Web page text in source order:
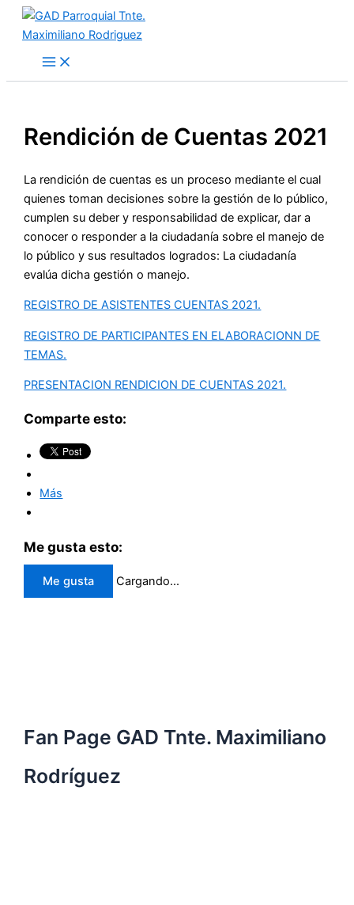
Rendición de Cuentas 2021
La rendición de cuentas es un proceso mediante el cual
quienes toman decisiones sobre la gestión de lo público,
cumplen su deber y responsabilidad de explicar, dar a
conocer o responder a la ciudadanía sobre el manejo de
lo público y sus resultados logrados: La ciudadanía
evalúa dicha gestión o manejo.
REGISTRO DE ASISTENTES CUENTAS 2021.
REGISTRO DE PARTICIPANTES EN ELABORACIONN DE
TEMAS.
PRESENTACION RENDICION DE CUENTAS 2021.
Comparte esto:
Más
Me gusta esto:
Me gusta Cargando...
Fan Page GAD Tnte. Maximiliano
Rodríguez